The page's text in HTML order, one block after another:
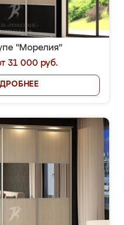
"Морелия"
31 000 руб.